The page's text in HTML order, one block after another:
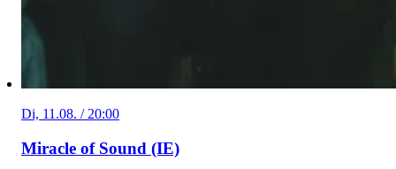
Di, 11.08. / 20:00
Miracle of Sound (IE)